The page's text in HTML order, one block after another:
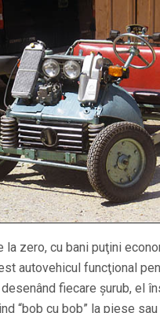
la zero, cu bani puţini
autovehicul funcţional
fiecare şurub, el
“bob cu bob” la piese